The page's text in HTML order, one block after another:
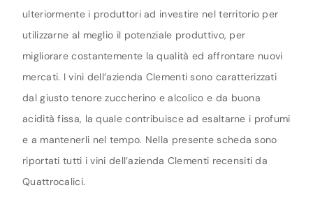
ulteriormente i produttori ad investire nel territorio per
utilizzarne al meglio il potenziale produttivo, per
migliorare costantemente la qualità ed affrontare nuovi
mercati. I vini dell’azienda Clementi sono caratterizzati
dal giusto tenore zuccherino e alcolico e da buona
acidità fissa, la quale contribuisce ad esaltarne i profumi
e a mantenerli nel tempo. Nella presente scheda sono
riportati tutti i vini dell’azienda Clementi recensiti da
Quattrocalici.